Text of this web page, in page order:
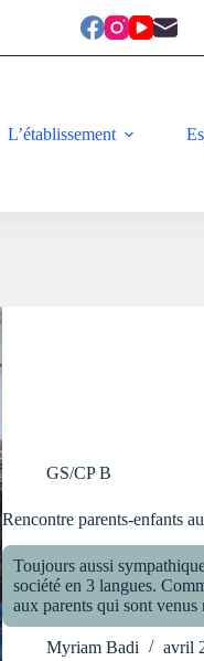
L’établissement
GS/CP B
Rencontre parents-enfants
Toujours aussi
société en 3 langues.
aux parents qui sont
Myriam Badi avril